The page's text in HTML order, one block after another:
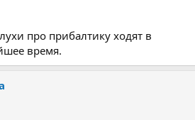
про прибалтику ходят в
время.